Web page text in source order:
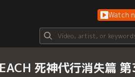
Watch
死神代行消失篇